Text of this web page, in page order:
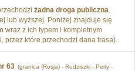
żadna droga publiczna
lub wyższej. Poniżej znajduje się
wraz z ich typem i kompletnym
przez które przechodzi dana trasa).
63 (granica (Rosja) - Rudziszki - Perły -